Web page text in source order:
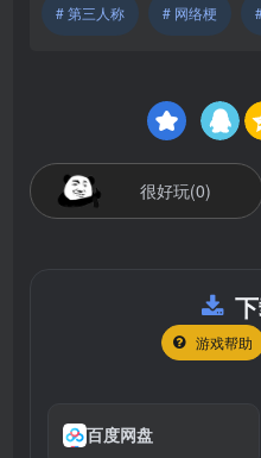
# 第三人称 # 网络梗
很好玩(0)
游戏帮助
百度网盘